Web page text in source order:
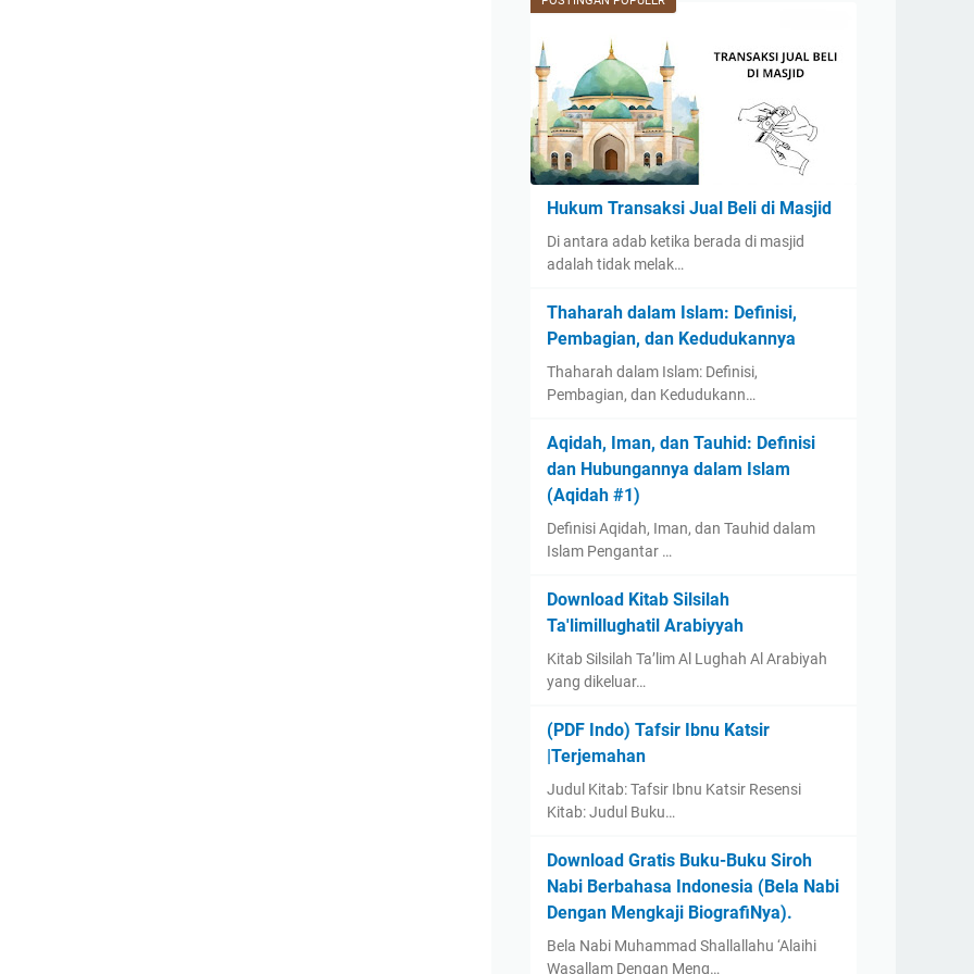
Hukum Transaksi Jual Beli di Masjid
Di antara adab ketika berada di masjid
adalah tidak melak…
Thaharah dalam Islam: Definisi,
Pembagian, dan Kedudukannya
Thaharah dalam Islam: Definisi,
Pembagian, dan Kedudukann…
Aqidah, Iman, dan Tauhid: Definisi
dan Hubungannya dalam Islam
(Aqidah #1)
Definisi Aqidah, Iman, dan Tauhid dalam
Islam Pengantar …
Download Kitab Silsilah
Ta'limillughatil Arabiyyah
Kitab Silsilah Ta’lim Al Lughah Al Arabiyah
yang dikeluar…
(PDF Indo) Tafsir Ibnu Katsir
|Terjemahan
Judul Kitab: Tafsir Ibnu Katsir Resensi
Kitab: Judul Buku…
Download Gratis Buku-Buku Siroh
Nabi Berbahasa Indonesia (Bela Nabi
Dengan Mengkaji BiografiNya).
Bela Nabi Muhammad Shallallahu ‘Alaihi
Wasallam Dengan Meng…